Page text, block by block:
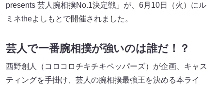
presents 芸人腕相撲No.1決定戦」が、6月10日（火）にル
ミネtheよしもとで開催されました。
芸人で一番腕相撲が強いのは誰だ！？
西野創人（コロコロチキチキペッパーズ）が企画、キャス
ティングを手掛け、芸人の腕相撲最強王を決める本ライ